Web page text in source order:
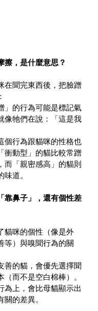
擦，是什麼意思？
在聞完東西後，把臉蹭
」的行為可能是標記氣
像牠們在說：「這是我
個行為跟貓咪的性格也
衝動型」的貓比較常蹭
而「親密感高」的貓則
道。
靠鼻子」，還有個性差
貓咪的個性（像是外
等）與嗅聞行為的關
善的貓，會優先選擇聞
（而不是空白棉棒）。
為上，會比母貓顯示出
的差異。